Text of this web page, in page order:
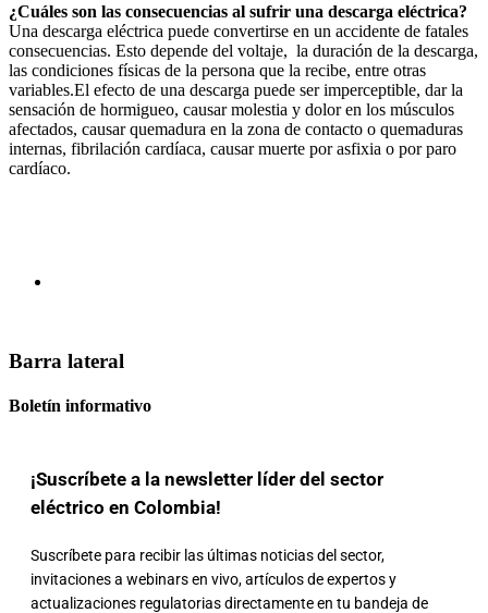
¿Cuáles son las consecuencias al sufrir una descarga eléctrica?
Una descarga eléctrica puede convertirse en un accidente de fatales
consecuencias. Esto depende del voltaje, la duración de la descarga,
las condiciones físicas de la persona que la recibe, entre otras
variables.El efecto de una descarga puede ser imperceptible, dar la
sensación de hormigueo, causar molestia y dolor en los músculos
afectados, causar quemadura en la zona de contacto o quemaduras
internas, fibrilación cardíaca, causar muerte por asfixia o por paro
cardíaco.
Barra lateral
Boletín informativo
¡Suscríbete a la newsletter líder del sector
eléctrico en Colombia!
Suscríbete para recibir las últimas noticias del sector,
invitaciones a webinars en vivo, artículos de expertos y
actualizaciones regulatorias directamente en tu bandeja de